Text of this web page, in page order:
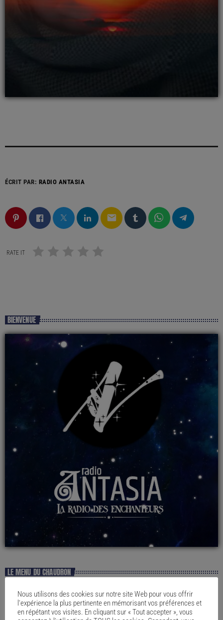
ÉCRIT PAR: RADIO ANTASIA
email
RATE IT
BIENVENUE
LE MENU DU CHAUDRON
Nous utilisons des cookies sur notre site Web pour vous offrir
l'expérience la plus pertinente en mémorisant vos préférences et
en répétant vos visites. En cliquant sur « Tout accepter », vous